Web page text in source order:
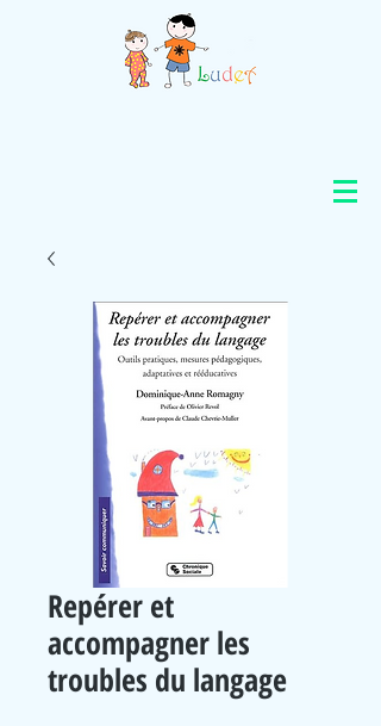
Repérer et
accompagner les
troubles du langage